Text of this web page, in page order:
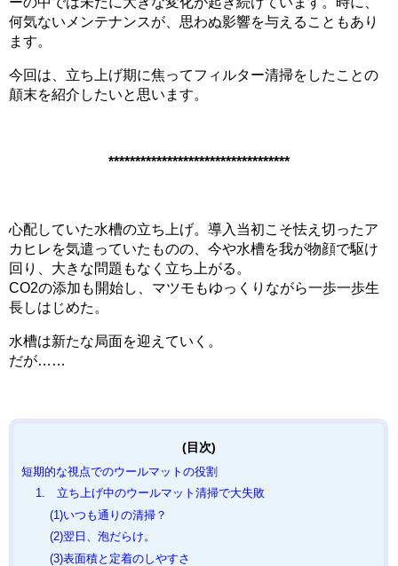
（5/19）
復帰・復活→放置した水槽・外部フィルターは水が漏れないか確認を！
（5/12）
（5/5）
素手でコリドラスを追いかけまわした結果、激痛・悶絶そして反省
（4/29）
何気ないメンテナンスが、思わぬ影響を与えることもあり
ます。
今回は、立ち上げ期に焦ってフィルター清掃をしたことの
顛末を紹介したいと思います。
**********************************
心配していた水槽の立ち上げ。導入当初こそ怯え切ったア
カヒレを気遣っていたものの、今や水槽を我が物顔で駆け
回り、大きな問題もなく立ち上がる。
CO2の添加も開始し、マツモもゆっくりながら一歩一歩生
長しはじめた。
水槽は新たな局面を迎えていく。
だが……
短期的な視点でのウールマットの役割
1. 立ち上げ中のウールマット清掃で大失敗
(1)いつも通りの清掃？
(2)翌日、泡だらけ。
(3)表面積と定着のしやすさ